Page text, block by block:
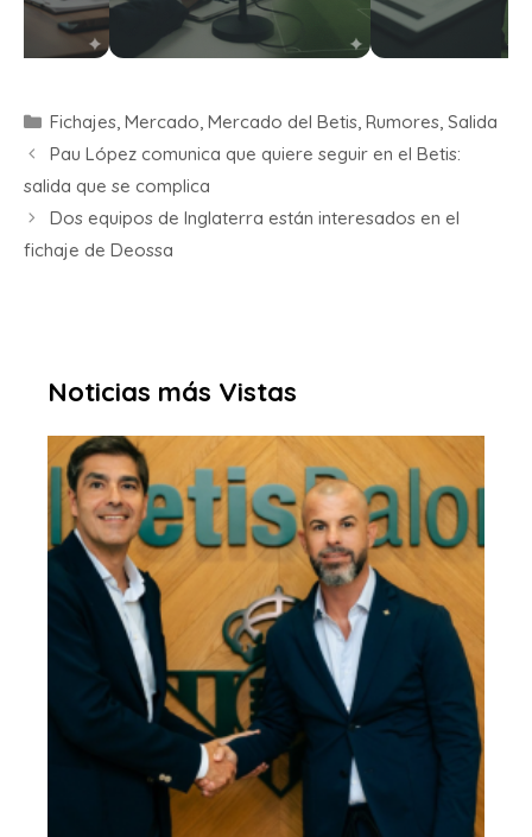
Fichajes, Mercado, Mercado del Betis, Rumores, Salida
Pau López comunica que quiere seguir en el Betis:
salida que se complica
Dos equipos de Inglaterra están interesados en el
fichaje de Deossa
Noticias más Vistas